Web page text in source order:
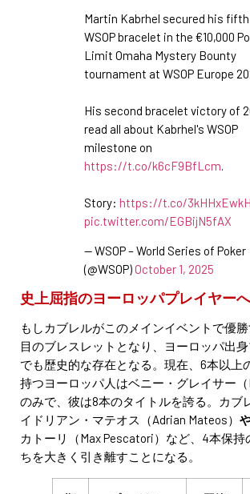
Martin Kabrhel secured his fifth
WSOP bracelet in the €10,000
Limit Omaha Mystery Bounty
tournament at WSOP Europe
His second bracelet victory of
read all about Kabrhel's WSOP
milestone on
https://t.co/k6cF9BfLcm.
Story: https://t.co/
pic.twitter.com/EGBijN5fAX
— WSOP – World Series of Poker
(@WSOP)October 1, 2025
史上屈指のヨーロッパプレイヤーへ
もしカブレルがこのメインイベントで優
目のブレスレットとなり、ヨーロッパ出
でも歴史的な存在となる。現在、6本以上
持つヨーロッパ人はベニー・グレイサー（
のみで、彼は8本のタイトルを誇る。カブ
イドリアン・マテオス（Adrian Mateos）
カトーリ（Max Pescatori）など、4本保持
ちを大きく引き離すことになる。